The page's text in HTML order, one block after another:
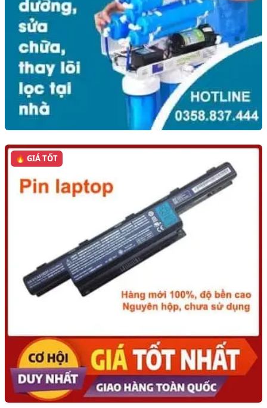
🔥 GIÁ TỐT